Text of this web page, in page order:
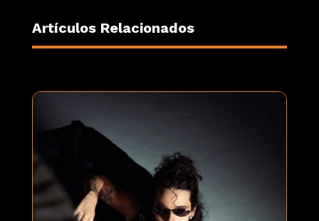
Artículos Relacionados